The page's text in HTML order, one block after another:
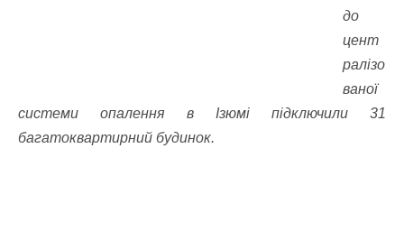
до
цент
ралізо
ваної
системи опалення в Ізюмі підключили 31
багатоквартирний будинок.